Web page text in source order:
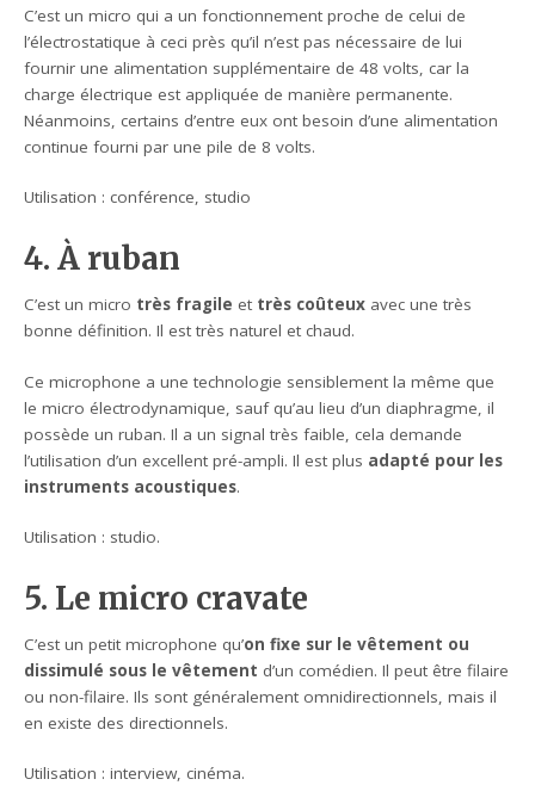
C’est un micro qui a un fonctionnement proche de celui de
l’électrostatique à ceci près qu’il n’est pas nécessaire de lui
fournir une alimentation supplémentaire de 48 volts, car la
charge électrique est appliquée de manière permanente.
Néanmoins, certains d’entre eux ont besoin d’une alimentation
continue fourni par une pile de 8 volts.
Utilisation : conférence, studio
4. À ruban
C’est un micro très fragile et très coûteux avec une très
bonne définition. Il est très naturel et chaud.
Ce microphone a une technologie sensiblement la même que
le micro électrodynamique, sauf qu’au lieu d’un diaphragme, il
possède un ruban. Il a un signal très faible, cela demande
l’utilisation d’un excellent pré-ampli. Il est plus adapté pour les
instruments acoustiques.
Utilisation : studio.
5. Le micro cravate
C’est un petit microphone qu’on fixe sur le vêtement ou
dissimulé sous le vêtement d’un comédien. Il peut être filaire
ou non-filaire. Ils sont généralement omnidirectionnels, mais il
en existe des directionnels.
Utilisation : interview, cinéma.